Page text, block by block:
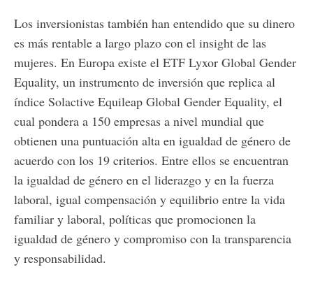
Los inversionistas también han entendido que su dinero
es más rentable a largo plazo con el insight de las
mujeres. En Europa existe el ETF Lyxor Global Gender
Equality, un instrumento de inversión que replica al
índice Solactive Equileap Global Gender Equality, el
cual pondera a 150 empresas a nivel mundial que
obtienen una puntuación alta en igualdad de género de
acuerdo con los 19 criterios. Entre ellos se encuentran
la igualdad de género en el liderazgo y en la fuerza
laboral, igual compensación y equilibrio entre la vida
familiar y laboral, políticas que promocionen la
igualdad de género y compromiso con la transparencia
y responsabilidad.